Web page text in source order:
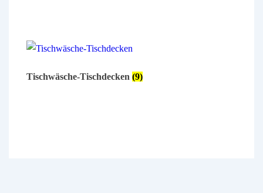
Tischwäsche-Tischdecken (9)